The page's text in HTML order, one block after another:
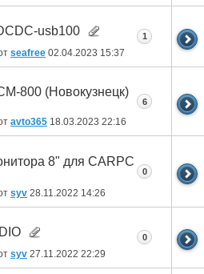
usb100
seafree 02.04.2023 15:37
1
800 (Новокузнецк)
avto365 18.03.2023 22:16
6
8" для CARPC
syv 28.11.2022 14:26
0
syv 27.11.2022 22:29
0